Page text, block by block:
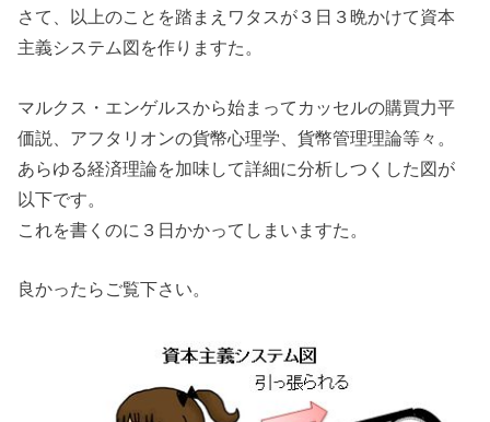
さて、以上のことを踏まえワタスが３日３晩かけて資本
主義システム図を作りますた。
マルクス・エンゲルスから始まってカッセルの購買力平
価説、アフタリオンの貨幣心理学、貨幣管理理論等々。
あらゆる経済理論を加味して詳細に分析しつくした図が
以下です。
これを書くのに３日かかってしまいますた。
良かったらご覧下さい。